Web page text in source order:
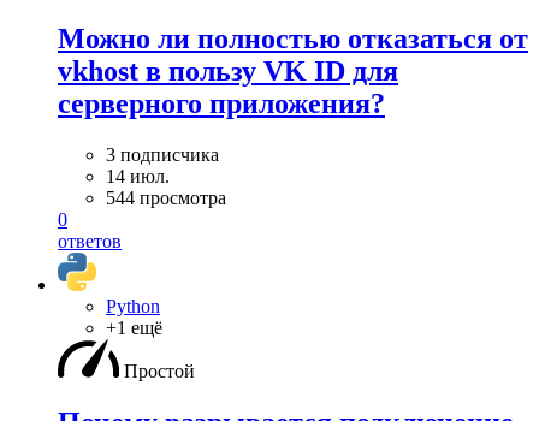
Можно ли полностью отказаться от
vkhost в пользу VK ID для
серверного приложения?
3 подписчика
14 июл.
544 просмотра
0
ответов
Python
+1 ещё
Простой